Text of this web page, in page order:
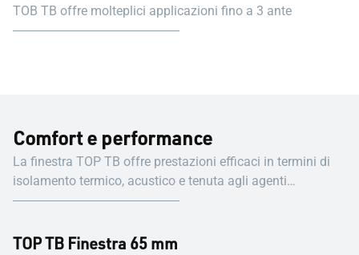
TOB TB offre molteplici applicazioni fino a 3 ante
Comfort e performance
La finestra TOP TB offre prestazioni efficaci in termini di
isolamento termico, acustico e tenuta agli agenti
atmosferici.
TOP TB Finestra 65 mm